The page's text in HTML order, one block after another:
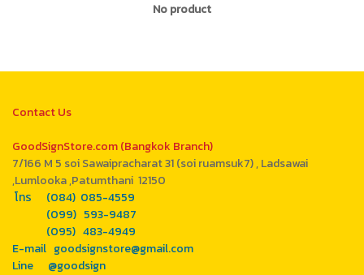
No product
Contact Us
GoodSignStore.com (Bangkok Branch)
7/166 M 5 soi Sawaipracharat 31 (soi ruamsuk7) , Ladsawai
,Lumlooka ,Patumthani 12150
โทร (084) 085-4559
(099) 593-9487
(095) 483-4949
E-mail goodsignstore@gmail.com
Line @goodsign